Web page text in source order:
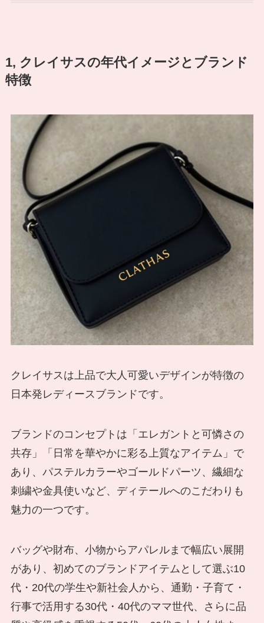
1, クレイサスの年代イメージとブランド
特徴
クレイサスは上品で大人可愛いデザインが特徴の
日本発レディースブランドです。
ブランドのコンセプトは「エレガントと可憐さの
共存」「日常を華やかに彩る上質なアイテム」で
あり、パステルカラーやゴールドパーツ、繊細な
刺繍や金具使いなど、ディテールへのこだわりも
魅力の一つです。
バッグや財布、小物からアパレルまで幅広い展開
があり、初めてのブランドアイテムとして選ぶ10
代・20代の学生や新社会人から、通勤・子育て・
行事で活用する30代・40代のママ世代、さらに品